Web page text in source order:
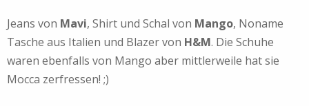
Jeans von Mavi, Shirt und Schal von Mango, Noname
Tasche aus Italien und Blazer von H&M. Die Schuhe
waren ebenfalls von Mango aber mittlerweile hat sie
Mocca zerfressen! ;)